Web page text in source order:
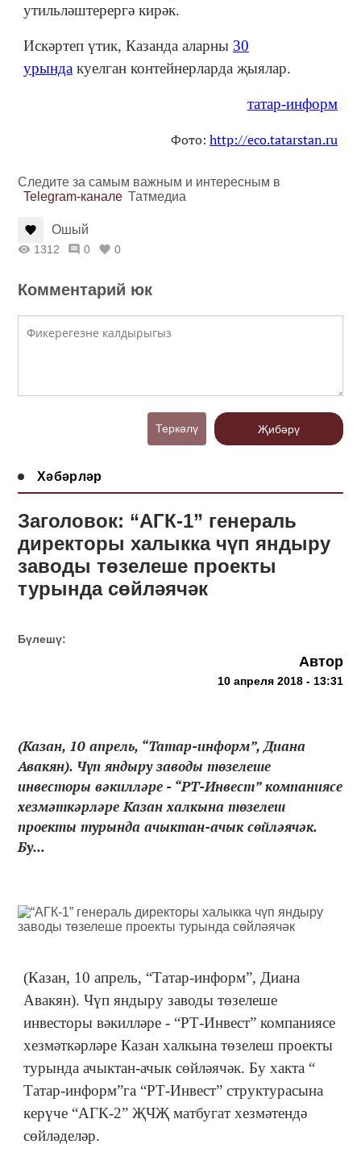
утильләштерергә кирәк.
Искәртеп үтик, Казанда аларны 30
урында куелган контейнерларда җыялар.
татар-информ
Фото: http://eco.tatarstan.ru
Следите за самым важным и интересным в
Telegram-канале Татмедиа
Ошый
1312 0 0
Комментарий юк
Теркәлү Җибәрү
Хәбәрләр
Заголовок: “АГК-1” генераль
директоры халыкка чүп яндыру
заводы төзелеше проекты
турында сөйләячәк
Бүлешү:
Автор
10 апреля 2018 - 13:31
(Казан, 10 апрель, “Татар-информ”, Диана
Авакян). Чүп яндыру заводы төзелеше
инвесторы вәкилләре - “РТ-Инвест” компаниясе
хезмәткәрләре Казан халкына төзелеш
проекты турында ачыктан-ачык сөйләячәк.
Бу...
(Казан, 10 апрель, “Татар-информ”, Диана
Авакян). Чүп яндыру заводы төзелеше
инвесторы вәкилләре - “РТ-Инвест” компаниясе
хезмәткәрләре Казан халкына төзелеш проекты
турында ачыктан-ачык сөйләячәк. Бу хакта “
Татар-информ”га “РТ-Инвест” структурасына
керүче “АГК-2” ҖЧҖ матбугат хезмәтендә
сөйләделәр.